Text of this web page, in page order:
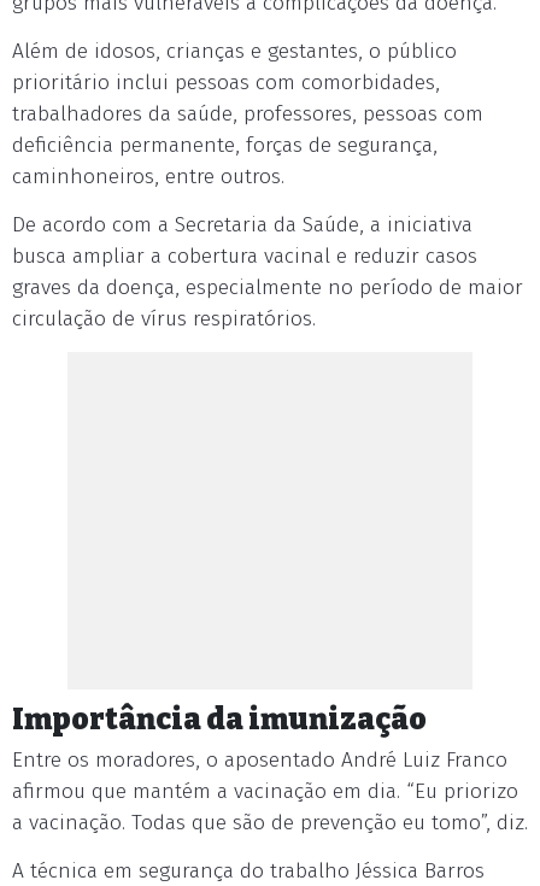
Além de idosos, crianças e gestantes, o público
prioritário inclui pessoas com comorbidades,
trabalhadores da saúde, professores, pessoas com
deficiência permanente, forças de segurança,
caminhoneiros, entre outros.
De acordo com a Secretaria da Saúde, a iniciativa
busca ampliar a cobertura vacinal e reduzir casos
graves da doença, especialmente no período de maior
circulação de vírus respiratórios.
Importância da imunização
Entre os moradores, o aposentado André Luiz Franco
afirmou que mantém a vacinação em dia. “Eu priorizo
a vacinação. Todas que são de prevenção eu tomo”, diz.
A técnica em segurança do trabalho Jéssica Barros